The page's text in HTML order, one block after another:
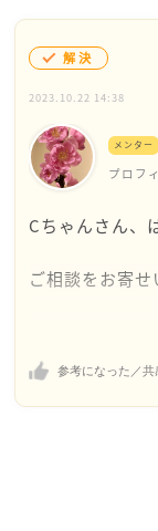
解決
2023.10.22 14:38
メンター
プロフ
Cちゃんさん、
ご相談をお寄
つき合い始め
お互いの性格
喧嘩の原因っ
参考になった／共